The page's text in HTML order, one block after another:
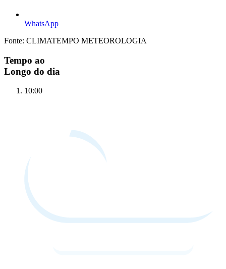
WhatsApp
Fonte: CLIMATEMPO METEOROLOGIA
Tempo ao
Longo do dia
10:00